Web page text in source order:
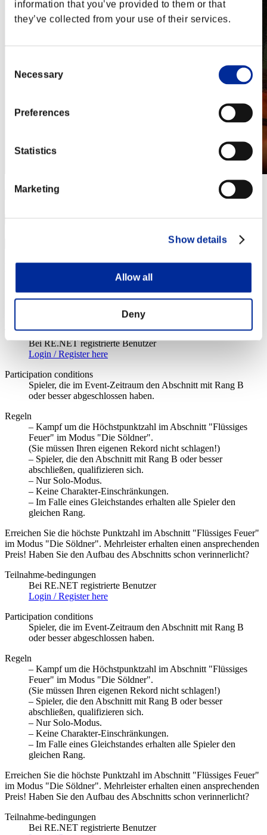
information that you’ve provided to them or that
they’ve collected from your use of their services.
Selection
Necessary
Preferences
Statistics
Marketing
Show details
Allow all
Deny
Event Details
Erreichen Sie die höchste Punktzahl im Abschnitt "Flüssiges Feuer"
im Modus "Die Söldner". Mehrleister erhalten einen ansprechenden
Preis! Haben Sie den Aufbau des Abschnitts schon verinnerlicht?
Teilnahme-bedingungen
Bei RE.NET registrierte Benutzer
Login / Register here
Participation conditions
Spieler, die im Event-Zeitraum den Abschnitt mit Rang B
oder besser abgeschlossen haben.
Regeln
– Kampf um die Höchstpunktzahl im Abschnitt "Flüssiges
Feuer" im Modus "Die Söldner".
(Sie müssen Ihren eigenen Rekord nicht schlagen!)
– Spieler, die den Abschnitt mit Rang B oder besser
abschließen, qualifizieren sich.
– Nur Solo-Modus.
– Keine Charakter-Einschränkungen.
– Im Falle eines Gleichstandes erhalten alle Spieler den
gleichen Rang.
Erreichen Sie die höchste Punktzahl im Abschnitt "Flüssiges Feuer"
im Modus "Die Söldner". Mehrleister erhalten einen ansprechenden
Preis! Haben Sie den Aufbau des Abschnitts schon verinnerlicht?
Teilnahme-bedingungen
Bei RE.NET registrierte Benutzer
Login / Register here
Participation conditions
Spieler, die im Event-Zeitraum den Abschnitt mit Rang B
oder besser abgeschlossen haben.
Regeln
– Kampf um die Höchstpunktzahl im Abschnitt "Flüssiges
Feuer" im Modus "Die Söldner".
(Sie müssen Ihren eigenen Rekord nicht schlagen!)
– Spieler, die den Abschnitt mit Rang B oder besser
abschließen, qualifizieren sich.
– Nur Solo-Modus.
– Keine Charakter-Einschränkungen.
– Im Falle eines Gleichstandes erhalten alle Spieler den
gleichen Rang.
Erreichen Sie die höchste Punktzahl im Abschnitt "Flüssiges Feuer"
im Modus "Die Söldner". Mehrleister erhalten einen ansprechenden
Preis! Haben Sie den Aufbau des Abschnitts schon verinnerlicht?
Teilnahme-bedingungen
Bei RE.NET registrierte Benutzer